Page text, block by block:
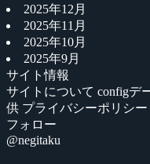
2025年12月
2025年11月
2025年10月
2025年9月
サイト情報
サイトについて configデ
供 プライバシーポリシー
フォロー
@negitaku